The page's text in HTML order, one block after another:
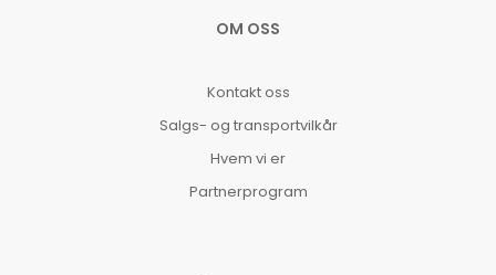
OM OSS
Kontakt oss
Salgs- og transportvilkår
Hvem vi er
Partnerprogram